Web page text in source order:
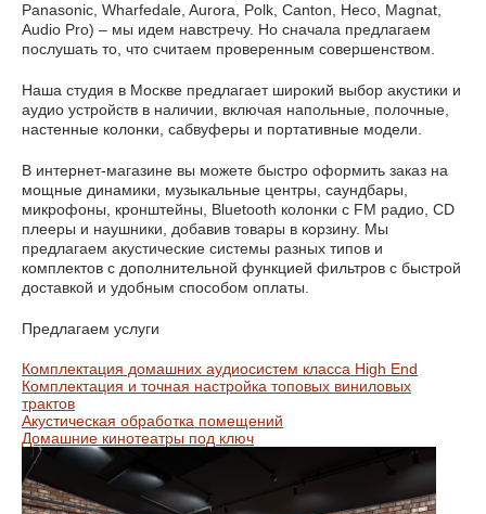
Panasonic, Wharfedale, Aurora, Polk, Canton, Heco, Magnat,
Audio Pro) – мы идем навстречу. Но сначала предлагаем
послушать то, что считаем проверенным совершенством.
Наша студия в Москве предлагает широкий выбор акустики и
аудио устройств в наличии, включая напольные, полочные,
настенные колонки, сабвуферы и портативные модели.
В интернет-магазине вы можете быстро оформить заказ на
мощные динамики, музыкальные центры, саундбары,
микрофоны, кронштейны, Bluetooth колонки с FM радио, CD
плееры и наушники, добавив товары в корзину. Мы
предлагаем акустические системы разных типов и
комплектов с дополнительной функцией фильтров с быстрой
доставкой и удобным способом оплаты.
Предлагаем услуги
Комплектация домашних аудиосистем класса High End
Комплектация и точная настройка топовых виниловых
трактов
Акустическая обработка помещений
Домашние кинотеатры под ключ